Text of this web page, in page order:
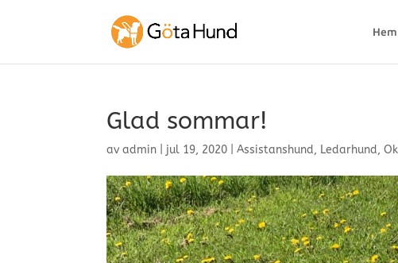
Hem
Glad sommar!
avadmin jul 19, 2020 |Assistanshund, Ledarhund,